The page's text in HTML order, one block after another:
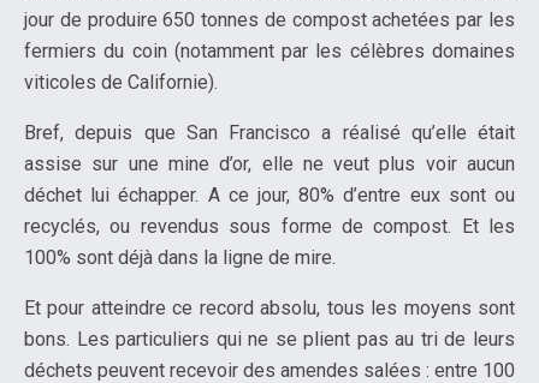
jour de produire 650 tonnes de compost achetées par les
fermiers du coin (notamment par les célèbres domaines
viticoles de Californie).
Bref, depuis que San Francisco a réalisé qu’elle était
assise sur une mine d’or, elle ne veut plus voir aucun
déchet lui échapper. A ce jour, 80% d’entre eux sont ou
recyclés, ou revendus sous forme de compost. Et les
100% sont déjà dans la ligne de mire.
Et pour atteindre ce record absolu, tous les moyens sont
bons. Les particuliers qui ne se plient pas au tri de leurs
déchets peuvent recevoir des amendes salées : entre 100